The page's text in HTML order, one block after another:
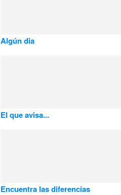
Algún dia
El que avisa...
Encuentra las diferencias